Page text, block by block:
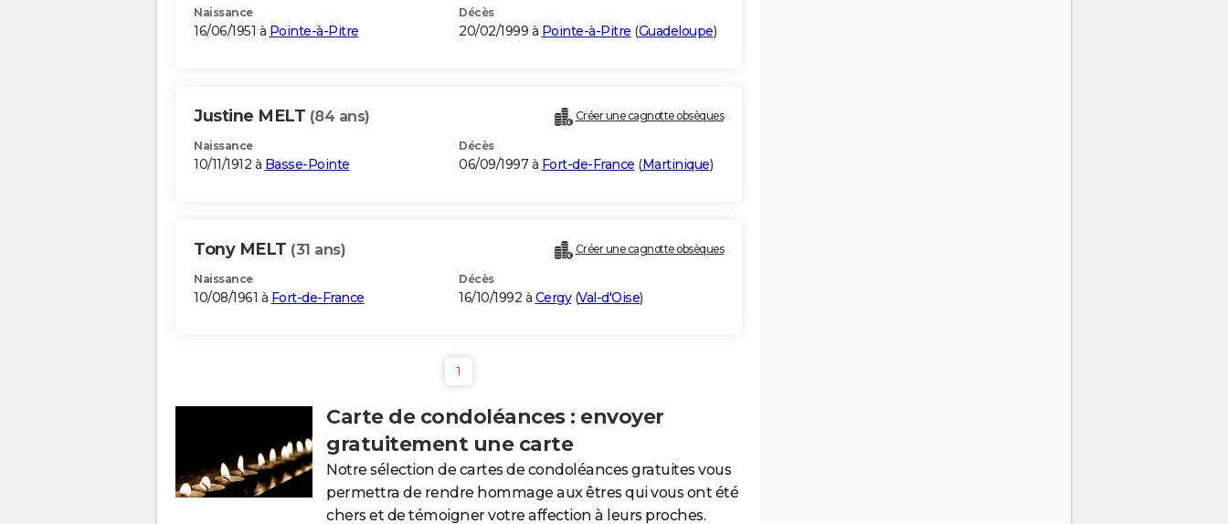
Naissance
16/06/1951 à Pointe-à-Pitre
Décès
20/02/1999 à Pointe-à-Pitre (Guadeloupe)
Justine MELT (84 ans) Créer une cagnotte obsèques
Naissance
10/11/1912 à Basse-Pointe
Décès
06/09/1997 à Fort-de-France (Martinique)
Tony MELT (31 ans) Créer une cagnotte obsèques
Naissance
10/08/1961 à Fort-de-France
Décès
16/10/1992 à Cergy(Val-d'Oise)
1
Carte de condoléances : envoyer
gratuitement une carte
Notre sélection de cartes de condoléances gratuites vous
permettra de rendre hommage aux êtres qui vous ont été
chers et de témoigner votre affection à leurs proches.